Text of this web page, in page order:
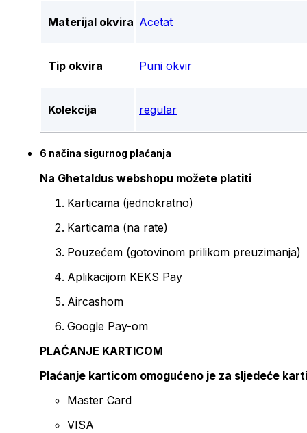
Materijal okvira Acetat
Tip okvira Puni okvir
Kolekcija regular
6 načina sigurnog plaćanja
Na Ghetaldus webshopu možete platiti
Karticama (jednokratno)
Karticama (na rate)
Pouzećem (gotovinom prilikom preuzimanja)
Aplikacijom KEKS Pay
Aircashom
Google Pay-om
PLAĆANJE KARTICOM
Plaćanje karticom omogućeno je za sljedeće
Master Card
VISA